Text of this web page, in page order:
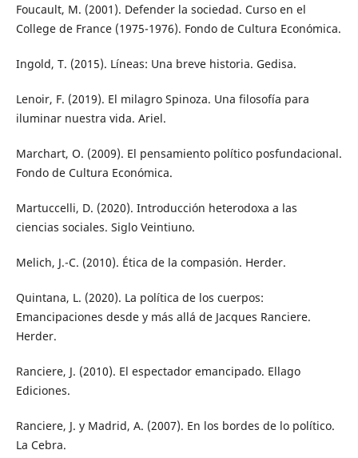
Foucault, M. (2001). Defender la sociedad. Curso en el
College de France (1975-1976). Fondo de Cultura Económica.
Ingold, T. (2015). Líneas: Una breve historia. Gedisa.
Lenoir, F. (2019). El milagro Spinoza. Una filosofía para
iluminar nuestra vida. Ariel.
Marchart, O. (2009). El pensamiento político posfundacional.
Fondo de Cultura Económica.
Martuccelli, D. (2020). Introducción heterodoxa a las
ciencias sociales. Siglo Veintiuno.
Melich, J.-C. (2010). Ética de la compasión. Herder.
Quintana, L. (2020). La política de los cuerpos:
Emancipaciones desde y más allá de Jacques Ranciere.
Herder.
Ranciere, J. (2010). El espectador emancipado. Ellago
Ediciones.
Ranciere, J. y Madrid, A. (2007). En los bordes de lo político.
La Cebra.